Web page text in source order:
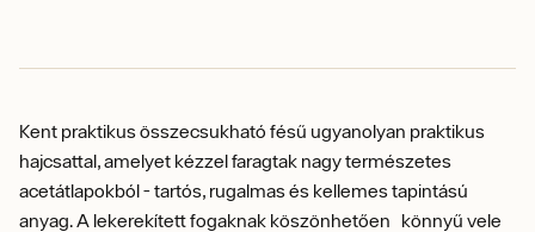
Kent praktikus összecsukható fésű ugyanolyan praktikus
hajcsattal, amelyet kézzel faragtak nagy természetes
acetátlapokból - tartós, rugalmas és kellemes tapintású
anyag. A lekerekített fogaknak köszönhetően könnyű vele